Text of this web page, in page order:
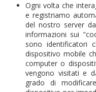
Ogni volta che
e registriamo
del nostro server
informazioni sui
sono identificatori
dispositivo mobile
computer o
vengono visitati e
grado di